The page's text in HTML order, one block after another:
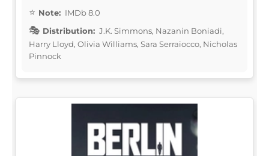
Note: IMDb 8.0
Distribution: J.K. Simmons, Nazanin Boniadi,
Harry Lloyd, Olivia Williams, Sara Serraiocco, Nicholas
Pinnock